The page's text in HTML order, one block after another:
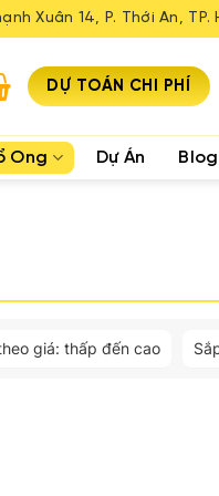
Xuân 14, P. Thới An, TP.
DỰ TOÁN CHI PHÍ
Ong Dự Án
giá: thấp đến cao